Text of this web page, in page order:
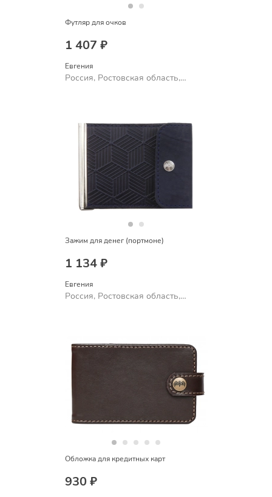
Футляр для очков
1 407 ₽
Евгения
Россия, Ростовская область,
Зажим для денег (портмоне)
1 134 ₽
Евгения
Россия, Ростовская область,
Обложка для кредитных карт
930 ₽